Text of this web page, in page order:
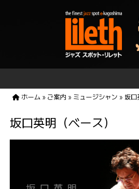
ホーム » ご案内 » ミュージシャン » 坂口
坂口英明（ベース）